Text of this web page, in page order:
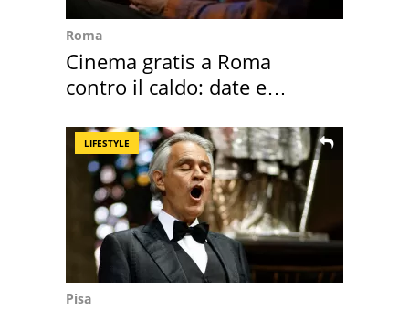
Roma
Cinema gratis a Roma
contro il caldo: date e
LIFESTYLE
Pisa